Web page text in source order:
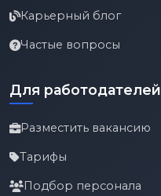
Карьерный блог
Частые вопросы
Для работодателей
Разместить вакансию
Тарифы
Подбор персонала